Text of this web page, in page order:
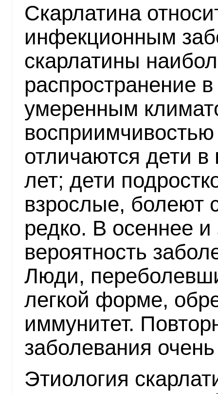
Скарлатина
инфекционным
скарлатины
распространение
умеренным
отличаются дети в
лет; дети
взрослые, болеют
редко. В осеннее
вероятность
Люди,
легкой форме,
иммунитет.
заболевания
Этиология